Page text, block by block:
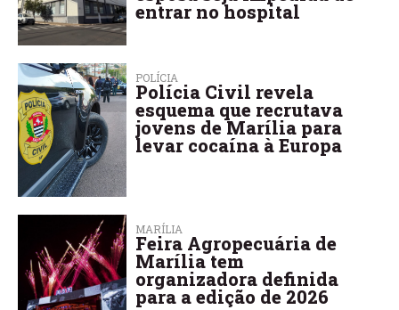
entrar no hospital
POLÍCIA
Polícia Civil revela
esquema que recrutava
jovens de Marília para
levar cocaína à Europa
MARÍLIA
Feira Agropecuária de
Marília tem
organizadora definida
para a edição de 2026